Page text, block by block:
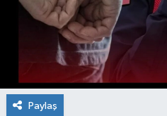
Paylaş